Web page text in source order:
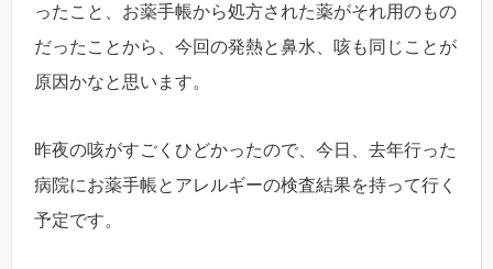
ったこと、お薬手帳から処方された薬がそれ用のもの
だったことから、今回の発熱と鼻水、咳も同じことが
原因かなと思います。
昨夜の咳がすごくひどかったので、今日、去年行った
病院にお薬手帳とアレルギーの検査結果を持って行く
予定です。